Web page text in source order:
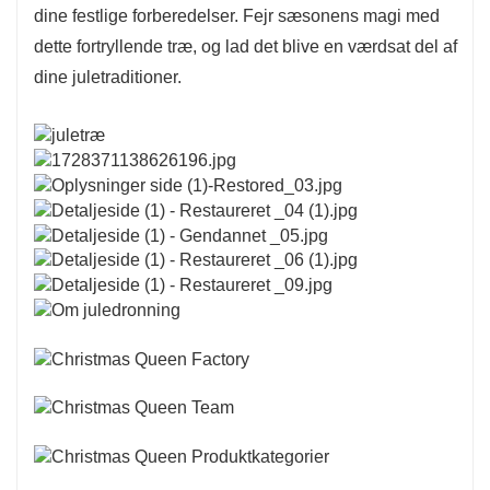
dine festlige forberedelser. Fejr sæsonens magi med
dette fortryllende træ, og lad det blive en værdsat del af
dine juletraditioner.